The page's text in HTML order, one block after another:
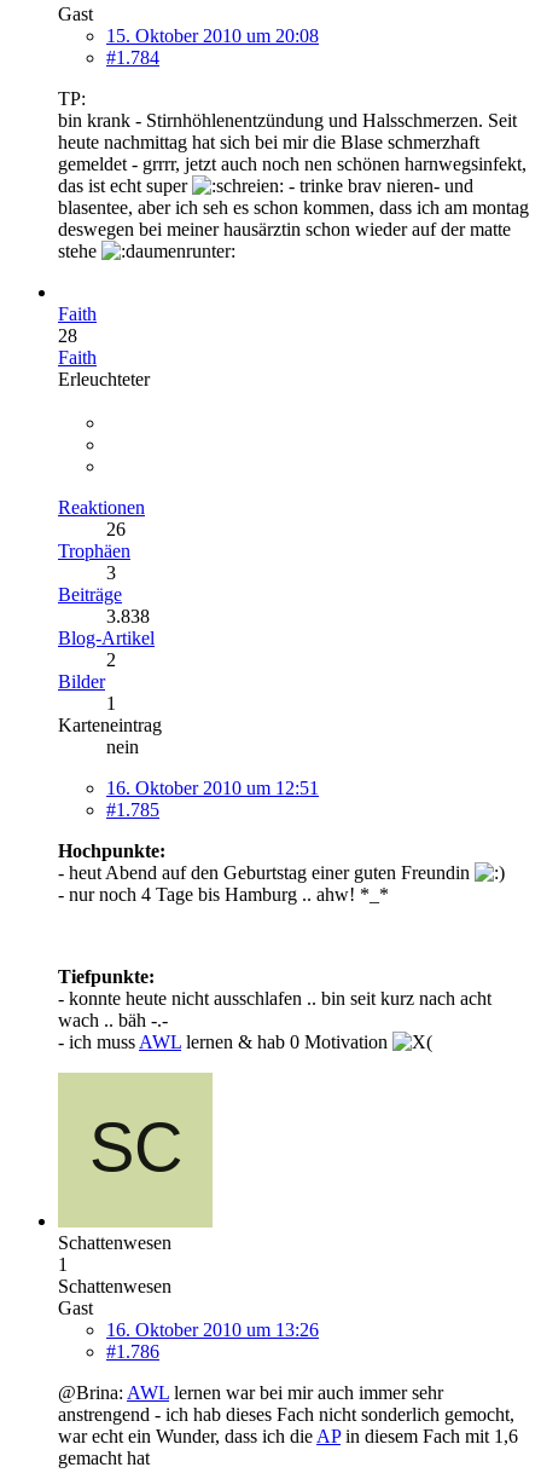
Gast
15. Oktober 2010 um 20:08
#1.784
TP:
bin krank - Stirnhöhlenentzündung und Halsschmerzen. Seit
heute nachmittag hat sich bei mir die Blase schmerzhaft
gemeldet - grrrr, jetzt auch noch nen schönen harnwegsinfekt,
das ist echt super
- trinke brav nieren- und
blasentee, aber ich seh es schon kommen, dass ich am montag
deswegen bei meiner hausärztin schon wieder auf der matte
stehe
Faith
28
Faith
Erleuchteter
Reaktionen
26
Trophäen
3
Beiträge
3.838
Blog-Artikel
2
Bilder
1
Karteneintrag
nein
16. Oktober 2010 um 12:51
#1.785
Hochpunkte:
- heut Abend auf den Geburtstag einer guten Freundin
- nur noch 4 Tage bis Hamburg .. ahw! *_*
Tiefpunkte:
- konnte heute nicht ausschlafen .. bin seit kurz nach acht
wach .. bäh -.-
- ich muss AWL lernen & hab 0 Motivation
Schattenwesen
1
Schattenwesen
Gast
16. Oktober 2010 um 13:26
#1.786
@Brina: AWL lernen war bei mir auch immer sehr
anstrengend - ich hab dieses Fach nicht sonderlich gemocht,
war echt ein Wunder, dass ich die APin diesem Fach mit 1,6
gemacht hat